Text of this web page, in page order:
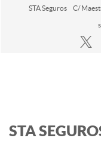
STA Seguros C/
STA